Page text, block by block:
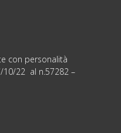
con personalità
10/22 al n.57282 –